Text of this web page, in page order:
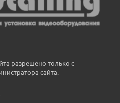
разрешено только с
сайта.